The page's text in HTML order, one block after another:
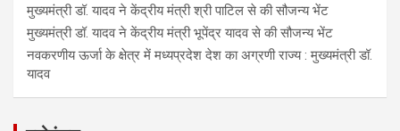
मुख्यमंत्री डॉ. यादव ने केंद्रीय मंत्री श्री पाटिल से की सौजन्य भेंट
मुख्यमंत्री डॉ. यादव ने केंद्रीय मंत्री भूपेंद्र यादव से की सौजन्य भेंट
नवकरणीय ऊर्जा के क्षेत्र में मध्यप्रदेश देश का अग्रणी राज्य : मुख्यमंत्री डॉ.
यादव